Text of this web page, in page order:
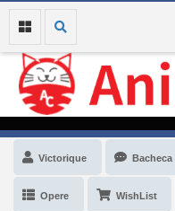
Victorique Bacheca
Opere WishList